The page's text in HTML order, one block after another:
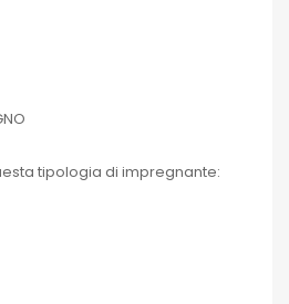
tipologia di impregnante: